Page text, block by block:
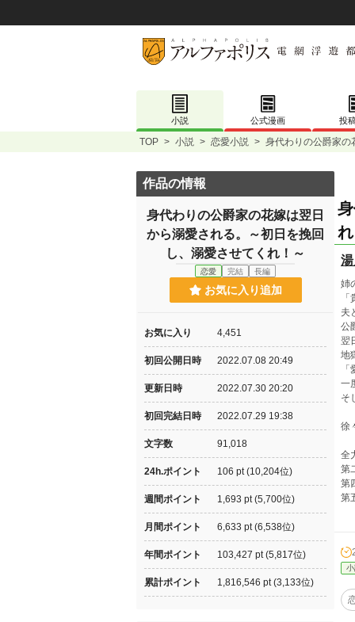
小説 公式漫画 投
TOP > 小説 > 恋愛小説 > 身代わりの公爵家の
姉
夫
公
翌
地
一
そ
徐
全
第
第
第
作品の情報
身代わりの公爵家の花嫁は翌日
から溺愛される。～初日を挽回
し、溺愛させてくれ！～
恋愛 完結 長編
お気に入り追加
お気に入り 4,451
初回公開日時 2022.07.08 20:49
更新日時 2022.07.30 20:20
初回完結日時 2022.07.29 19:38
文字数 91,018
24h.ポイント 106 pt (10,204位)
週間ポイント 1,693 pt (5,700位)
月間ポイント 6,633 pt (6,538位)
年間ポイント 103,427 pt (5,817位)
累計ポイント 1,816,546 pt (3,133位)